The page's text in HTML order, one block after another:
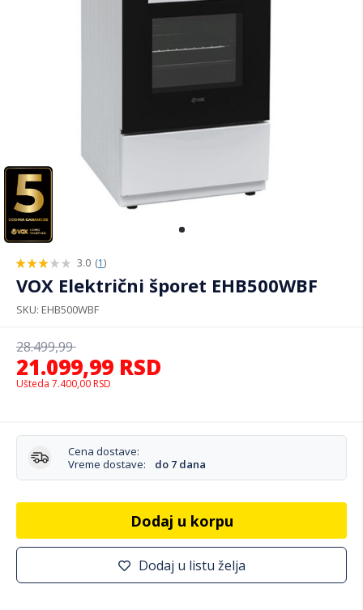
3.0 (1)
VOX Električni šporet EHB500WBF
SKU EHB500WBF
21.099,99 RSD
28.499,99
Ušteda 7.400,00 RSD
Cena dostave:
Vreme dostave:
do 7 dana
Dodaj u korpu
Dodaj u listu želja